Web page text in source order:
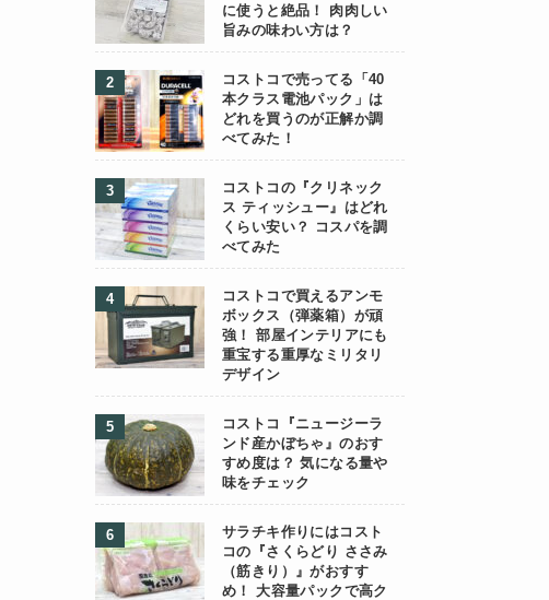
に使うと絶品！ 肉肉しい
旨みの味わい方は？
コストコで売ってる「40
本クラス電池パック」は
どれを買うのが正解か調
べてみた！
コストコの『クリネック
ス ティッシュー』はどれ
くらい安い？ コスパを調
べてみた
コストコで買えるアンモ
ボックス（弾薬箱）が頑
強！ 部屋インテリアにも
重宝する重厚なミリタリ
デザイン
コストコ『ニュージーラ
ンド産かぼちゃ』のおす
すめ度は？ 気になる量や
味をチェック
サラチキ作りにはコスト
コの『さくらどり ささみ
（筋きり）』がおすす
め！ 大容量パックで高ク